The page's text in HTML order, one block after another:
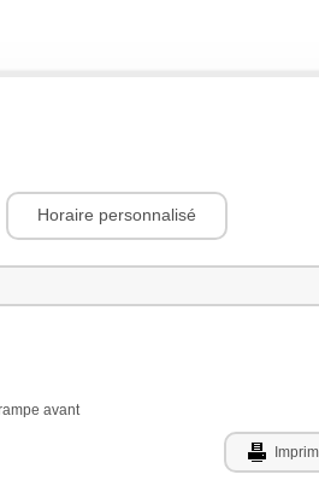
Horaire personnalisé
avant